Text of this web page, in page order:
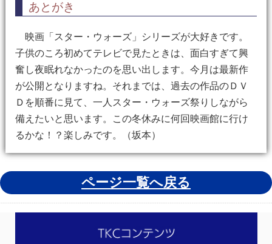
あとがき
映画「スター・ウォーズ」シリーズが大好きです。
子供のころ初めてテレビで見たときは、面白すぎて興
奮し夜眠れなかったのを思い出します。今月は最新作
が公開となりますね。それまでは、過去の作品のＤＶ
Ｄを順番に見て、一人スター・ウォーズ祭りしながら
備えたいと思います。この冬休みに何回映画館に行け
るかな！？楽しみです。（坂本）
ページ一覧へ戻る